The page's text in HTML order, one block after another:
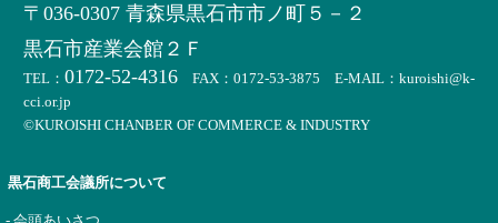
〒036-0307 青森県黒石市市ノ町５－２
黒石市産業会館２Ｆ
TEL： 0172-52-4316FAX：0172-53-3875 E-MAIL：kuroishi@k-
cci.or.jp
©KUROISHI CHANBER OF COMMERCE & INDUSTRY
黒石商工会議所について